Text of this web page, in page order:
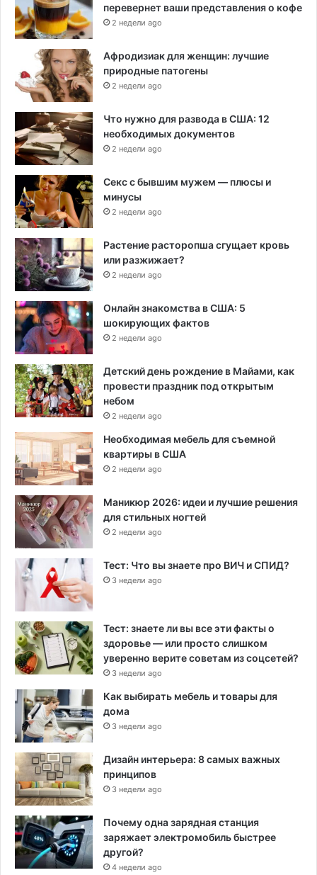
перевернет ваши представления о кофе
2 недели ago
Афродизиак для женщин: лучшие
природные патогены
2 недели ago
Что нужно для развода в США: 12
необходимых документов
2 недели ago
Секс с бывшим мужем — плюсы и
минусы
2 недели ago
Растение расторопша сгущает кровь
или разжижает?
2 недели ago
Онлайн знакомства в США: 5
шокирующих фактов
2 недели ago
Детский день рождение в Майами, как
провести праздник под открытым
небом
2 недели ago
Необходимая мебель для съемной
квартиры в США
2 недели ago
Маникюр 2026: идеи и лучшие решения
для стильных ногтей
2 недели ago
Тест: Что вы знаете про ВИЧ и СПИД?
3 недели ago
Тест: знаете ли вы все эти факты о
здоровье — или просто слишком
уверенно верите советам из соцсетей?
3 недели ago
Как выбирать мебель и товары для
дома
3 недели ago
Дизайн интерьера: 8 самых важных
принципов
3 недели ago
Почему одна зарядная станция
заряжает электромобиль быстрее
другой?
4 недели ago